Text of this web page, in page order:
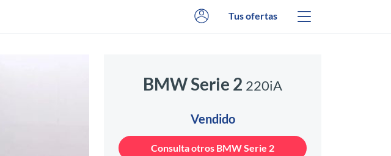
Tus ofertas
BMW Serie 2 220iA
Vendido
Consulta otros BMW Serie 2